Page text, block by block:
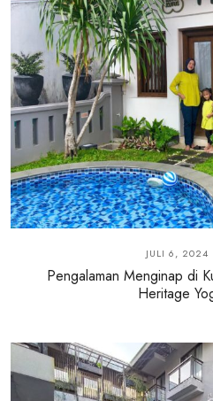
JULI 6, 2024
Pengalaman Menginap di
Heritage